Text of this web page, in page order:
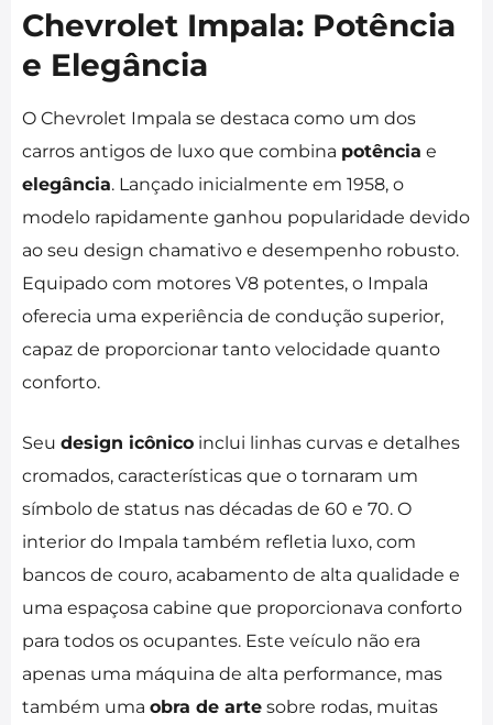
Chevrolet Impala: Potência
e Elegância
O Chevrolet Impala se destaca como um dos
carros antigos de luxo que combina potência e
elegância. Lançado inicialmente em 1958, o
modelo rapidamente ganhou popularidade devido
ao seu design chamativo e desempenho robusto.
Equipado com motores V8 potentes, o Impala
oferecia uma experiência de condução superior,
capaz de proporcionar tanto velocidade quanto
conforto.
Seu design icônico inclui linhas curvas e detalhes
cromados, características que o tornaram um
símbolo de status nas décadas de 60 e 70. O
interior do Impala também refletia luxo, com
bancos de couro, acabamento de alta qualidade e
uma espaçosa cabine que proporcionava conforto
para todos os ocupantes. Este veículo não era
apenas uma máquina de alta performance, mas
também uma obra de arte sobre rodas, muitas